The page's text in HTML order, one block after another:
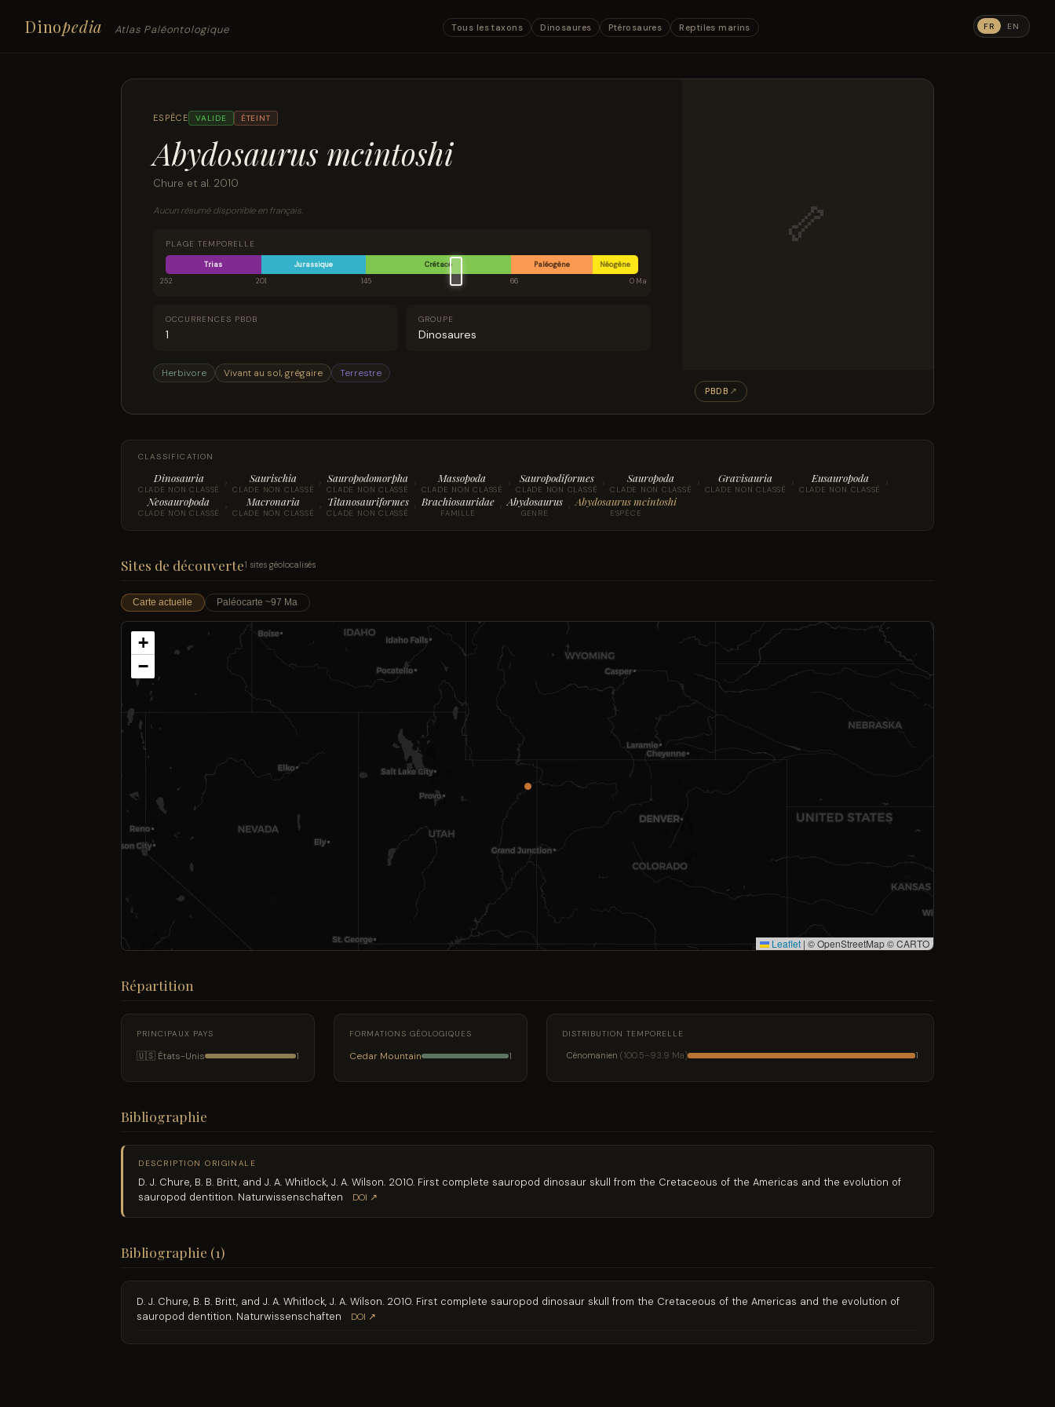
Dinopedia Atlas Paléontologique Tous les taxons Dinosaures Ptérosaures Reptiles marins FR EN
ESPÈCE VALIDE ÉTEINT
Abydosaurus mcintoshi
Chure et al. 2010
Aucun résumé disponible en français.
PLAGE TEMPORELLE
Trias Jurassique Crétacé Paléogène
Néogène
252
201 145 66 0 Ma
OCCURRENCES PBDB
1
GROUPE
Dinosaures
Herbivore Vivant au sol, grégaire Terrestre
🦴
PBDB ↗
CLASSIFICATION
Dinosauria
CLADE NON CLASSÉ › Saurischia
CLADE NON CLASSÉ › Sauropodomorpha
CLADE NON CLASSÉ › Massopoda
CLADE NON CLASSÉ › Sauropodiformes
CLADE NON CLASSÉ › Sauropoda
CLADE NON CLASSÉ › Gravisauria
CLADE NON CLASSÉ › Eusauropoda
CLADE NON CLASSÉ ›
Neosauropoda
CLADE NON CLASSÉ › Macronaria
CLADE NON CLASSÉ › Titanosauriformes
CLADE NON CLASSÉ › Brachiosauridae
FAMILLE › Abydosaurus
GENRE › Abydosaurus mcintoshi
ESPÈCE
Sites de découverte1 sites géolocalisés
Carte actuelle Paléocarte ~97 Ma
+
−
Leaflet | © OpenStreetMap © CARTO
Répartition
PRINCIPAUX PAYS
🇺🇸 États-Unis 1
FORMATIONS GÉOLOGIQUES
Cedar Mountain 1
DISTRIBUTION TEMPORELLE
Cénomanien (100.5–93.9 Ma) 1
Bibliographie
DESCRIPTION ORIGINALE
D. J. Chure, B. B. Britt, and J. A. Whitlock, J. A. Wilson. 2010. First complete sauropod dinosaur skull from the Cretaceous of the Americas and the evolution of
sauropod dentition. Naturwissenschaften
DOI ↗
Bibliographie (1)
D. J. Chure, B. B. Britt, and J. A. Whitlock, J. A. Wilson. 2010. First complete sauropod dinosaur skull from the Cretaceous of the Americas and the evolution of
sauropod dentition. Naturwissenschaften
DOI ↗